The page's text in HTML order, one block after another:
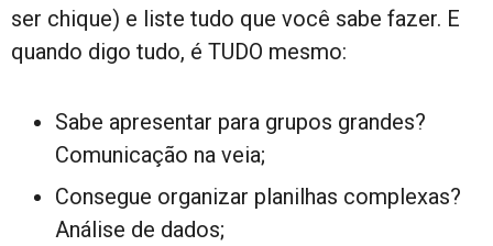
ser chique) e liste tudo que você sabe fazer. E
quando digo tudo, é TUDO mesmo:
Sabe apresentar para grupos grandes?
Comunicação na veia;
Consegue organizar planilhas complexas?
Análise de dados;